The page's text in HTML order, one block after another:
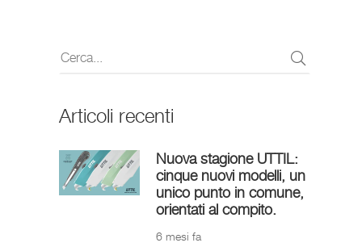
Articoli recenti
Nuova stagione UTTIL:
cinque nuovi modelli, un
unico punto in comune,
orientati al compito.
6 mesi fa